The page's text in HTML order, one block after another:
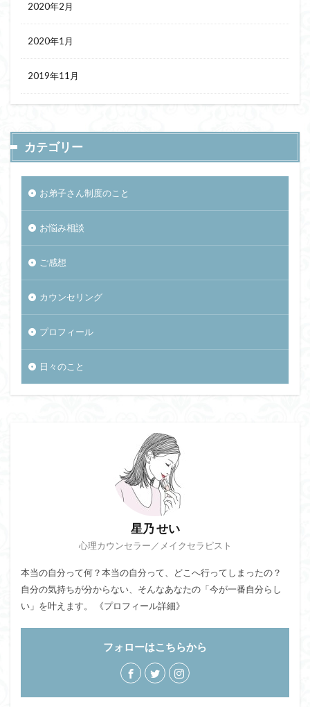
2020年2月
2020年1月
2019年11月
カテゴリー
お弟子さん制度のこと
お悩み相談
ご感想
カウンセリング
プロフィール
日々のこと
星乃 せい
心理カウンセラー／メイクセラピスト
本当の自分って何？本当の自分って、どこへ行ってしまったの？
自分の気持ちが分からない、そんなあなたの「今が一番自分らし
い」を叶えます。
《プロフィール詳細》
フォローはこちらから